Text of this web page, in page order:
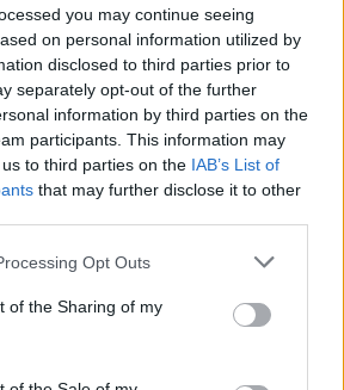
you may continue seeing
on personal information utilized by
disclosed to third parties prior to
separately opt-out of the further
information by third parties on the
participants. This information may
to third parties on the IAB’s List of
that may further disclose it to other
website/app uses one or more Google
or usage behaviour. You may click to
to Google and its third-party tags to
specified purposes in below Google
Opt Outs
of the Sharing of my
Belga évzáró müpás koncertjére
ezzel a gigantikus interjúval
Mégötlövés ...